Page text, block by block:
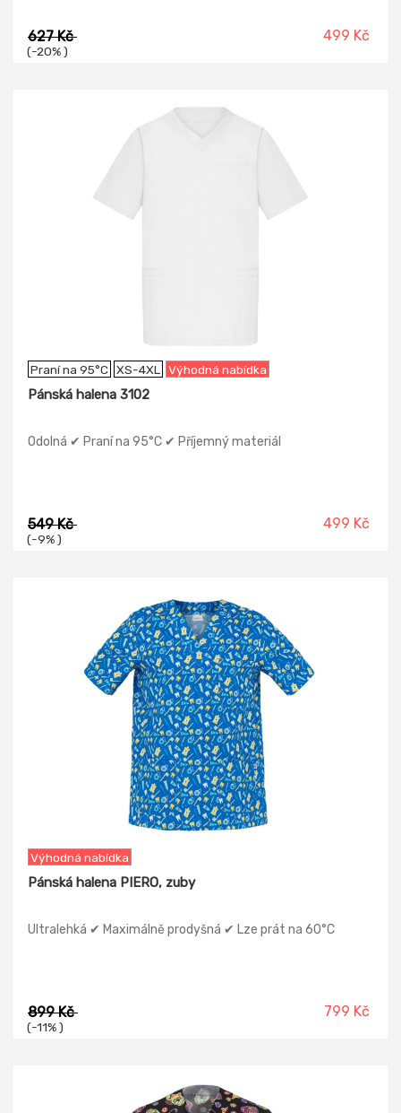
627 Kč
(-20% )
499 Kč
Praní na 95°C XS-4XL Výhodná nabídka
Pánská halena 3102
Odolná ✔ Praní na 95°C ✔ Příjemný materiál
549 Kč
(-9% )
499 Kč
Výhodná nabídka
Pánská halena PIERO, zuby
Ultralehká ✔ Maximálně prodyšná ✔ Lze prát na 60°C
899 Kč
(-11% )
799 Kč